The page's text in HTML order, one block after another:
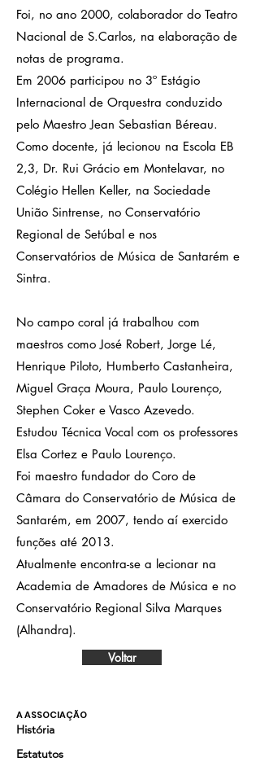
Foi, no ano 2000, colaborador do Teatro
Nacional de S.Carlos, na elaboração de
notas de programa.
Em 2006 participou no 3º Estágio
Internacional de Orquestra conduzido
pelo Maestro Jean Sebastian Béreau.
Como docente, já lecionou na Escola EB
2,3, Dr. Rui Grácio em Montelavar, no
Colégio Hellen Keller, na Sociedade
União Sintrense, no Conservatório
Regional de Setúbal e nos
Conservatórios de Música de Santarém e
Sintra.
No campo coral já trabalhou com
maestros como José Robert, Jorge Lé,
Henrique Piloto, Humberto Castanheira,
Miguel Graça Moura, Paulo Lourenço,
Stephen Coker e Vasco Azevedo.
Estudou Técnica Vocal com os professores
Elsa Cortez e Paulo Lourenço.
Foi maestro fundador do Coro de
Câmara do Conservatório de Música de
Santarém, em 2007, tendo aí exercido
funções até 2013.
Atualmente encontra-se a lecionar na
Academia de Amadores de Música e no
Conservatório Regional Silva Marques
(Alhandra).
Voltar
A ASSOCIAÇÃO
História
Estatutos